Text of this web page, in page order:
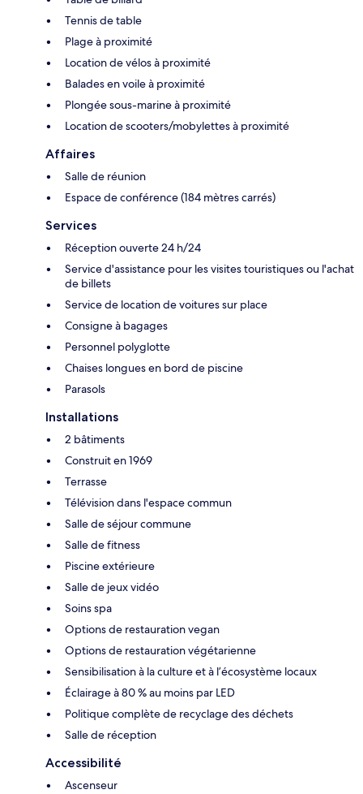
Tennis de table
Plage à proximité
Location de vélos à proximité
Balades en voile à proximité
Plongée sous-marine à proximité
Location de scooters/mobylettes à proximité
Affaires
Salle de réunion
Espace de conférence (184 mètres carrés)
Services
Réception ouverte 24 h/24
Service d'assistance pour les visites touristiques ou l'achat
de billets
Service de location de voitures sur place
Consigne à bagages
Personnel polyglotte
Chaises longues en bord de piscine
Parasols
Installations
2 bâtiments
Construit en 1969
Terrasse
Télévision dans l'espace commun
Salle de séjour commune
Salle de fitness
Piscine extérieure
Salle de jeux vidéo
Soins spa
Options de restauration vegan
Options de restauration végétarienne
Sensibilisation à la culture et à l’écosystème locaux
Éclairage à 80 % au moins par LED
Politique complète de recyclage des déchets
Salle de réception
Accessibilité
Ascenseur